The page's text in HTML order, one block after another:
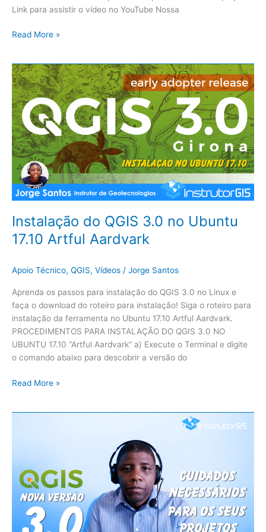
Link para assistir o vídeo no YouTube Nossa
Read More »
Instalação do QGIS 3.0 no Ubuntu
17.10 Artful Aardvark
Apoio Técnico, QGIS, Vídeos / Jorge Santos
Aprenda os passos para instalação do QGIS 3.0 no Linux e
faça o download do roteiro para instalação! Siga o roteiro para
instalação da ferramenta no Ubuntu 17.10 Artful Aardvark.
PROCEDIMENTOS PARA INSTALAÇÃO DO QGIS 3.0 NO
UBUNTU 17.10 “Artful Aardvark” a) Execute o Terminal e digite
o comando abaixo para descobrir a versão do
Instalação
do
QGIS
3.0
no
Ubuntu
17.10
Artful
Aardvark
Read More »
utilização
do
sistema
QGIS
Versão